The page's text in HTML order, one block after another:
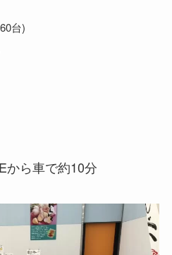
台)
から車で約10分